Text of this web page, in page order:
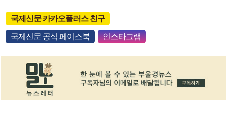
국제신문 카카오플러스 친구
국제신문 공식 페이스북 인스타그램